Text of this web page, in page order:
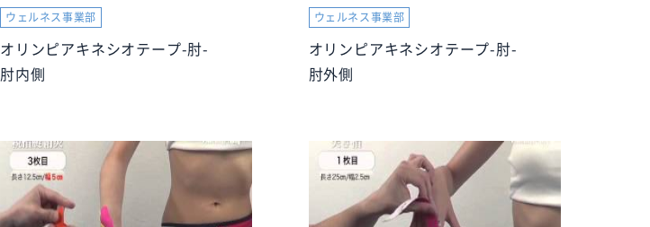
ウェルネス事業部
オリンピアキネシオテープ-肘-
肘内側
ウェルネス事業部
オリンピアキネシオテープ-肘-
肘外側